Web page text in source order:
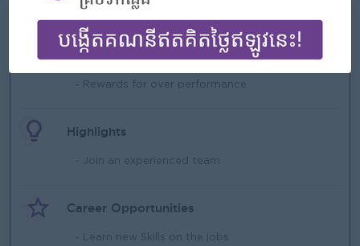
What we can offer
Benefits
- Rewards for over performance
Highlights
- Join an experienced team
Career Opportunities
- Learn new Skills on the jobs